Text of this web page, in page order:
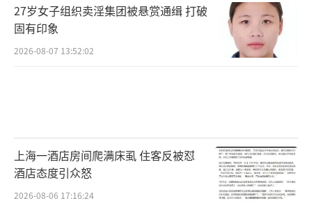
27岁女子组织卖淫集团被悬赏通缉 打破
固有印象
2026-08-07 13:52:02
上海一酒店房间爬满床虱 住客反被怼
酒店态度引众怒
2026-08-06 17:16:24